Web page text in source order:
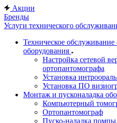
Акции
Бренды
Услуги технического
Техническое обслуживание
оборудования
Настройка сетевой
ортопантомографа
Установка
Установка ПО
Монтаж и пусконаладка
Компьютерный
Ортопантомограф
Пуско-наладка помпы